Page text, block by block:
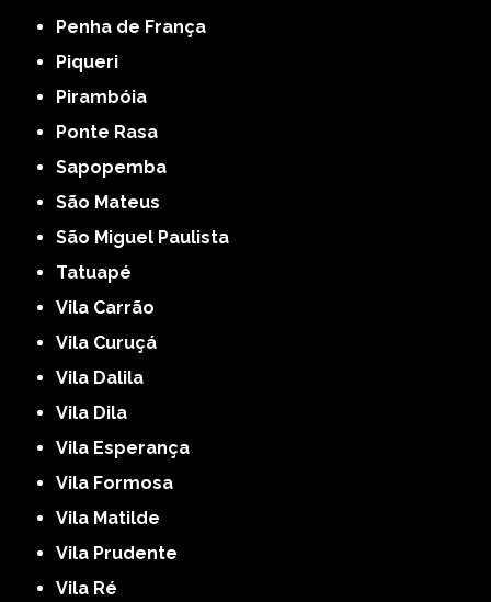
Penha de França
Piqueri
Pirambóia
Ponte Rasa
Sapopemba
São Mateus
São Miguel Paulista
Tatuapé
Vila Carrão
Vila Curuçá
Vila Dalila
Vila Dila
Vila Esperança
Vila Formosa
Vila Matilde
Vila Prudente
Vila Ré